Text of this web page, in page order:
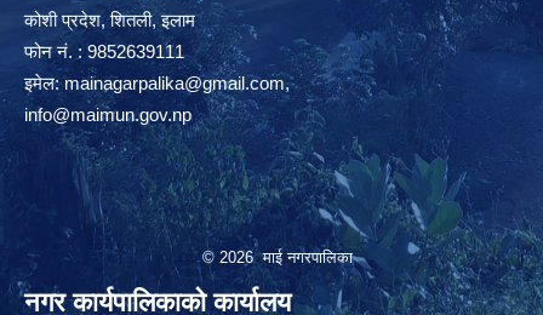
कोशी प्रदेश, शितली, इलाम
फोन नं. : 9852639111
इमेल:mainagarpalika@gmail.com,
info@maimun.gov.np
© 2026 माई नगरपालिका
नगर कार्यपालिकाको कार्यालय